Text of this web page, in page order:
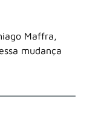
Maffra,
mudança